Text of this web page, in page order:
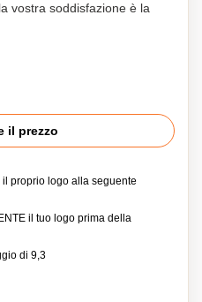
vostra soddisfazione è la
il prezzo
proprio logo alla seguente
il tuo logo prima della
di 9,3